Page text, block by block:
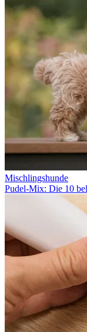
Mischlingshunde
Pudel-Mix: Die 10